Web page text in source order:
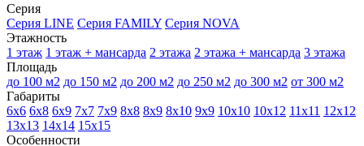
Серия
Серия LINE Серия FAMILY Серия NOVA
Этажность
1 этаж 1 этаж + мансарда 2 этажа 2 этажа + мансарда 3 этажа
Площадь
до 100 м2 до 150 м2 до 200 м2 до 250 м2 до 300 м2 от 300 м2
Габариты
6х6 6х8 6х9 7х7 7х9 8х8 8х9 8х10 9х9 10х10 10х12 11х11 12х12
13х13 14х14 15х15
Особенности